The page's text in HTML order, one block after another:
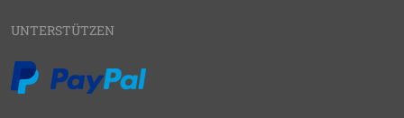
UNTERSTÜTZEN